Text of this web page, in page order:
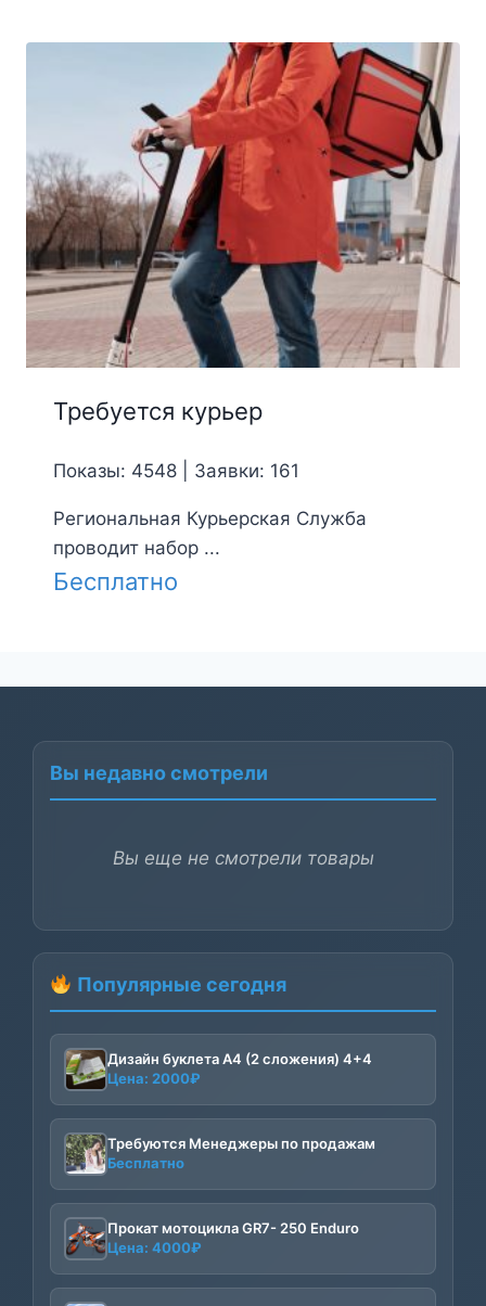
Требуется курьер
Показы: 4548 | Заявки: 161
Региональная Курьерская Служба
проводит набор ...
Бесплатно
Вы недавно смотрели
Вы еще не смотрели товары
Популярные сегодня
Дизайн буклета А4 (2 сложения) 4+4
Цена: 2000₽
Требуются Менеджеры по продажам
Бесплатно
Прокат мотоцикла GR7- 250 Enduro
Цена: 4000₽